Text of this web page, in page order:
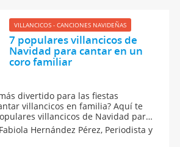
VILLANCICOS - CANCIONES NAVIDEÑAS
7 populares villancicos de
Navidad para cantar en un
coro familiar
divertido para las fiestas
villancicos en familia? Aquí te
villancicos de Navidad para
familiar. Los podéis entonar antes
después de la comida
Hernández Pérez, Periodista y